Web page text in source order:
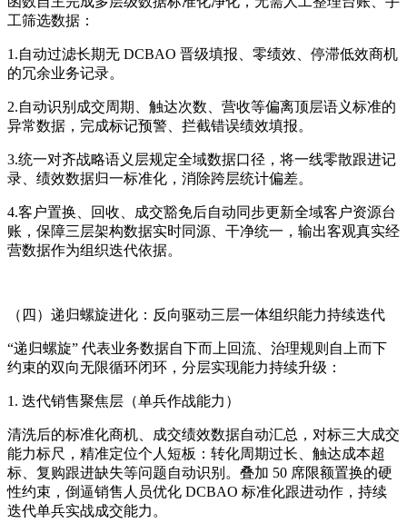
工筛选数据：
1.自动过滤长期无 DCBAO 晋级填报、零绩效、停滞低效商机
的冗余业务记录。
2.自动识别成交周期、触达次数、营收等偏离顶层语义标准的
异常数据，完成标记预警、拦截错误绩效填报。
3.统一对齐战略语义层规定全域数据口径，将一线零散跟进记
录、绩效数据归一标准化，消除跨层统计偏差。
4.客户置换、回收、成交豁免后自动同步更新全域客户资源台
账，保障三层架构数据实时同源、干净统一，输出客观真实经
营数据作为组织迭代依据。
（四）递归螺旋进化：反向驱动三层一体组织能力持续迭代
“递归螺旋” 代表业务数据自下而上回流、治理规则自上而下
约束的双向无限循环闭环，分层实现能力持续升级：
1. 迭代销售聚焦层（单兵作战能力）
清洗后的标准化商机、成交绩效数据自动汇总，对标三大成交
能力标尺，精准定位个人短板：转化周期过长、触达成本超
标、复购跟进缺失等问题自动识别。叠加 50 席限额置换的硬
性约束，倒逼销售人员优化 DCBAO 标准化跟进动作，持续
迭代单兵实战成交能力。